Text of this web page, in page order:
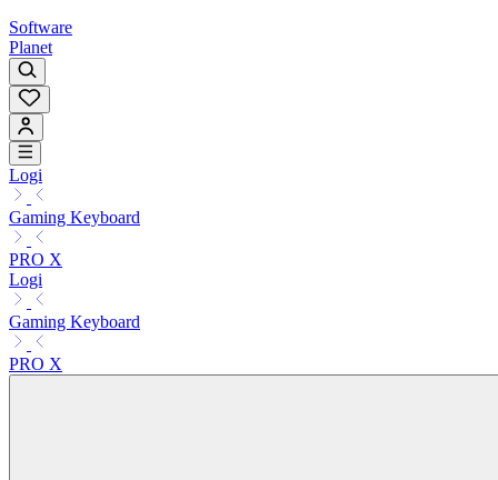
Software
Planet
Logi
Gaming Keyboard
PRO X
Logi
Gaming Keyboard
PRO X